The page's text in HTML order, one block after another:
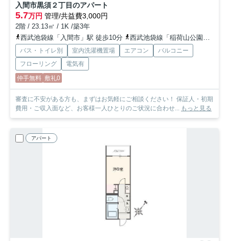
入間市黒須２丁目のアパート
5.7万円 管理/共益費3,000円
2階 / 23.13㎡ / 1K /築3年
西武池袋線「入間市」駅 徒歩10分
西武池袋線「稲荷山公園」駅 徒歩17分
バス・トイレ別 室内洗濯機置場 エアコン
バルコニー
フローリング
電気有
仲手無料 敷礼0
審査に不安がある方も、まずはお気軽にご相談ください！ 保証人・初期
費用・ご収入面など、お客様一人ひとりのご状況に合わせ... もっと見る
アパート